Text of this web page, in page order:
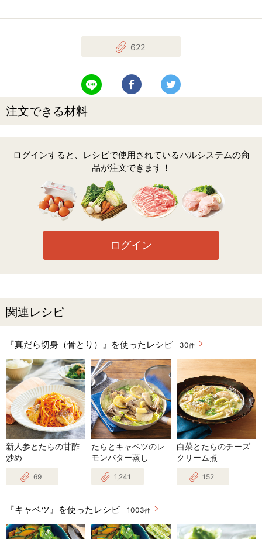
622
LINEで送る Facebookでシェアする
注文できる材料
ログインすると、レシピで使用されているパルシステムの商
品が注文できます！
ログイン
関連レシピ
『真だら切身（骨とり）』を使ったレシピ 30件
新人参とたらの甘酢
炒め
69
たらとキャベツのレ
モンバター蒸し
1,241
白菜とたらのチーズ
クリーム煮
152
『キャベツ』を使ったレシピ 1003件